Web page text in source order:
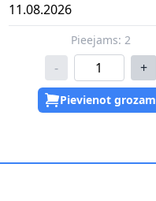
11.08.2026
Pieejams: 2
- +
Pievienot grozam